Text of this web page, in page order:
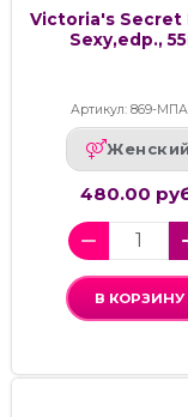
Victoria's Secret
Sexy,edp.,
Артикул: 869-
Женский
480.00
В КОРЗИНУ